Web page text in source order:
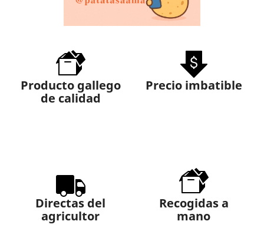
Producto gallego
de calidad
Precio imbatible
Directas del
agricultor
Recogidas a
mano